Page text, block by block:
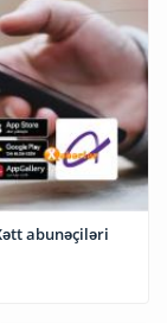
abunəçiləri